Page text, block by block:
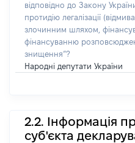
відповідно до Закону
протидію легалізації
злочинним шляхом,
фінансуванню
знищення”?
Народні депутати України
2.2. Інформація
суб'єкта